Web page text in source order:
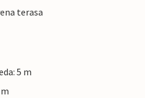
terasa
5 m